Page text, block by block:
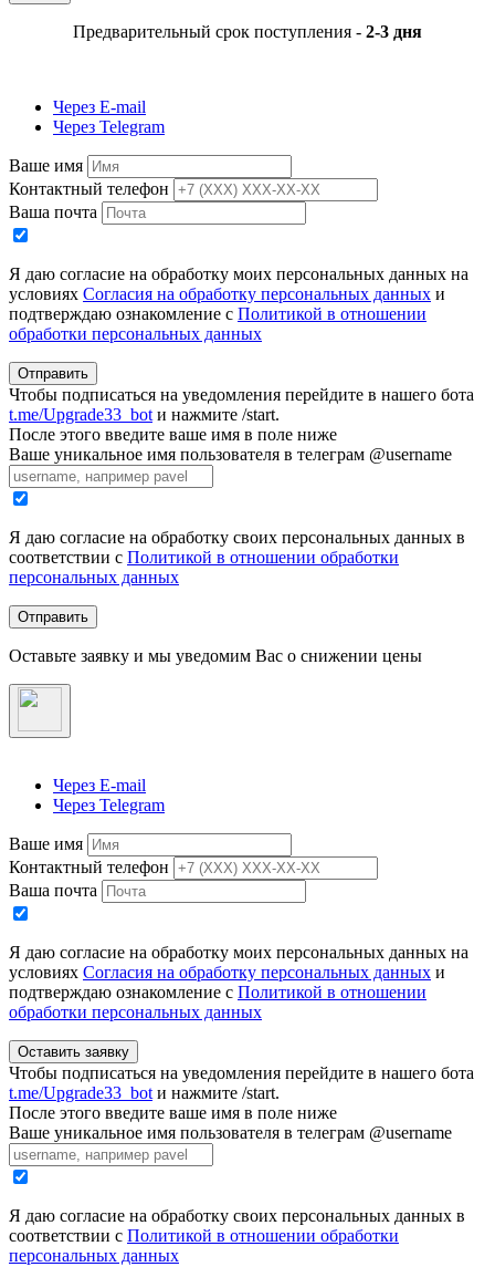
Предварительный срок поступления - 2-3 дня
Через E-mail
Через Telegram
Ваше имя
Контактный телефон
Ваша почта
Я даю согласие на обработку моих персональных данных на
условиях Согласия на обработку персональных данных и
подтверждаю ознакомление с Политикой в отношении
обработки персональных данных
Отправить
Чтобы подписаться на уведомления перейдите в нашего бота
t.me/Upgrade33_bot и нажмите /start.
После этого введите ваше имя в поле ниже
Ваше уникальное имя пользователя в телеграм @username
Я даю согласие на обработку своих персональных данных в
соответствии с Политикой в отношении обработки
персональных данных
Отправить
Оставьте заявку и мы уведомим Вас о снижении цены
Через E-mail
Через Telegram
Ваше имя
Контактный телефон
Ваша почта
Я даю согласие на обработку моих персональных данных на
условиях Согласия на обработку персональных данных и
подтверждаю ознакомление с Политикой в отношении
обработки персональных данных
Оставить заявку
Чтобы подписаться на уведомления перейдите в нашего бота
t.me/Upgrade33_bot и нажмите /start.
После этого введите ваше имя в поле ниже
Ваше уникальное имя пользователя в телеграм @username
Я даю согласие на обработку своих персональных данных в
соответствии с Политикой в отношении обработки
персональных данных